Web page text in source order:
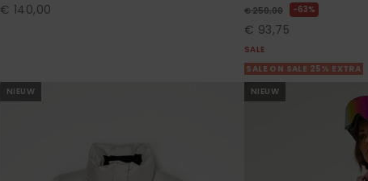
€ 140,00 € 250,00 63%
€ 93,75
SALE
SALE ON SALE 25% EXTRA
NIEUW NIEUW